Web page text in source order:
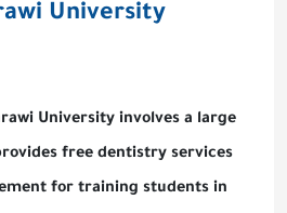
University
University involves a large
free dentistry services
for training students in